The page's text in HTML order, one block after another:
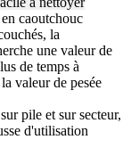
caoutchouc
la
une valeur de
de temps à
valeur de pesée
pile et sur secteur,
d'utilisation